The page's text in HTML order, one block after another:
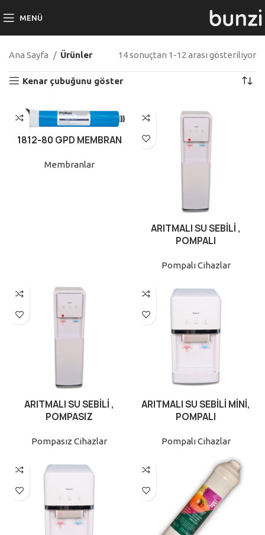
MENÜ
Ana Sayfa Ürünler 14 sonuçtan 1-12 arası gösteriliyor
Kenar çubuğunu göster
1812-80 GPD MEMBRAN
Membranlar
ARITMALI SU SEBİLİ ,
POMPALI
Pompalı Cihazlar
ARITMALI SU SEBİLİ ,
POMPASIZ
Pompasız Cihazlar
ARITMALI SU SEBİLİ MİNİ,
POMPALI
Pompalı Cihazlar